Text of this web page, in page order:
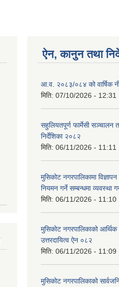
ऐन, कानुन तथा
आ.व. २०८३/०८४ को वार्षिक
मिति: 07/10/2026 - 12:31
सहुलियतपूर्ण फार्मेसी सञ्चालन
निर्देशिका २०८२
मिति: 06/11/2026 - 11:11
मुसिकोट नगरपालिकामा
नियमन गर्ने सम्बन्धमा व्यवस्था
मिति: 06/11/2026 - 11:10
मुसिकोट नगरपालिकाको आर्थिक
उत्तरदायित्व ऐन ०८२
मिति: 06/11/2026 - 11:09
मुसिकोट नगरपालिकाको